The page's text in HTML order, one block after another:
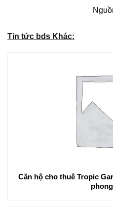
Tin tức bds Khác:
Căn hộ cho thuê Tropic